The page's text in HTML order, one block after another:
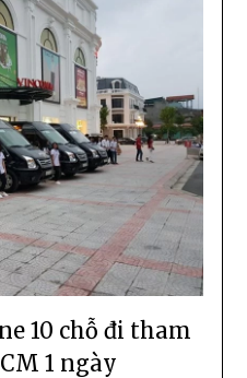
10 chỗ đi tham
1 ngày